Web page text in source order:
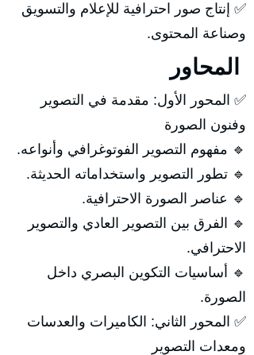
✅ إنتاج صور احترافية للإعلام والتسويق
وصناعة المحتوى.
✅ المحور الأول: مقدمة في التصوير
وفنون الصورة
🔹 مفهوم التصوير الفوتوغرافي وأنواعه.
🔹 تطور التصوير واستخداماته الحديثة.
🔹 عناصر الصورة الاحترافية.
🔹 الفرق بين التصوير العادي والتصوير
الاحترافي.
🔹 أساسيات التكوين البصري داخل
الصورة.
✅ المحور الثاني: الكاميرات والعدسات
ومعدات التصوير